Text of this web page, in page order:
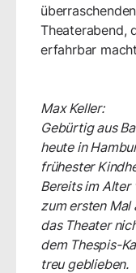
Theaterabend,
erfahrbar
Max Keller:
Gebürtig aus
heute in
frühester
Bereits im Alter
zum ersten Mal
das Theater
dem Thespis-
treu geblieben.